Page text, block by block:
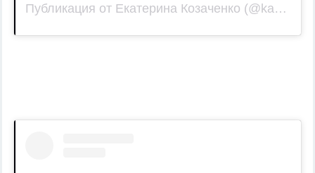
Публикация от Екатерина Козаченко (@katy_kozach)